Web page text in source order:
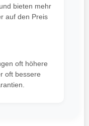
bieten mehr
auf den Preis
oft höhere
oft bessere